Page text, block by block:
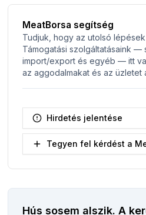
MeatBorsa segítség
Tudjuk, hogy az utolsó
Támogatási szolgáltatásaink —
import/export és egyéb — itt
az aggodalmakat és az üzletet
Hirdetés jelentése
Tegyen fel kérdést a
Hús sosem alszik. A